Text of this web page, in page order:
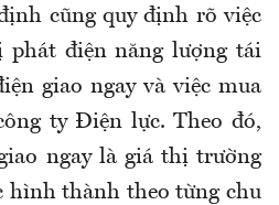
cũng quy định rõ việc
phát điện năng lượng tái
giao ngay và việc mua
ty Điện lực. Theo đó,
ngay là giá thị trường
hình thành theo từng chu